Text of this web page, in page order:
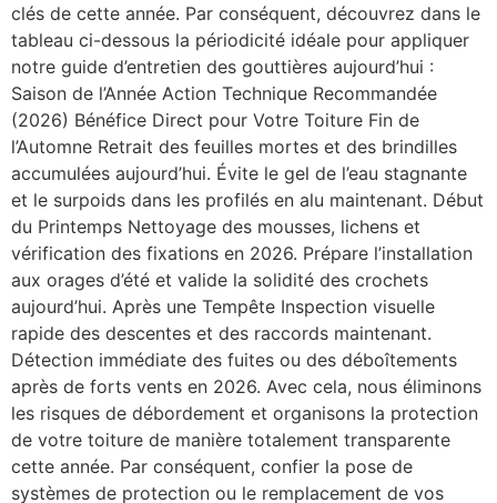
clés de cette année. Par conséquent, découvrez dans le
tableau ci-dessous la périodicité idéale pour appliquer
notre guide d’entretien des gouttières aujourd’hui :
Saison de l’Année Action Technique Recommandée
(2026) Bénéfice Direct pour Votre Toiture Fin de
l’Automne Retrait des feuilles mortes et des brindilles
accumulées aujourd’hui. Évite le gel de l’eau stagnante
et le surpoids dans les profilés en alu maintenant. Début
du Printemps Nettoyage des mousses, lichens et
vérification des fixations en 2026. Prépare l’installation
aux orages d’été et valide la solidité des crochets
aujourd’hui. Après une Tempête Inspection visuelle
rapide des descentes et des raccords maintenant.
Détection immédiate des fuites ou des déboîtements
après de forts vents en 2026. Avec cela, nous éliminons
les risques de débordement et organisons la protection
de votre toiture de manière totalement transparente
cette année. Par conséquent, confier la pose de
systèmes de protection ou le remplacement de vos